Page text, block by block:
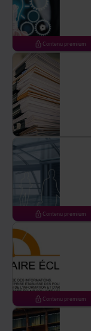
Contenu premium
Contenu premium
Contenu premium